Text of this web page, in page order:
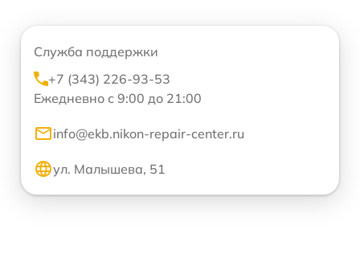
Служба поддержки
+7 (343) 226-93-53
Ежедневно с 9:00 до 21:00
info@ekb.nikon-repair-center.ru
ул. Малышева, 51